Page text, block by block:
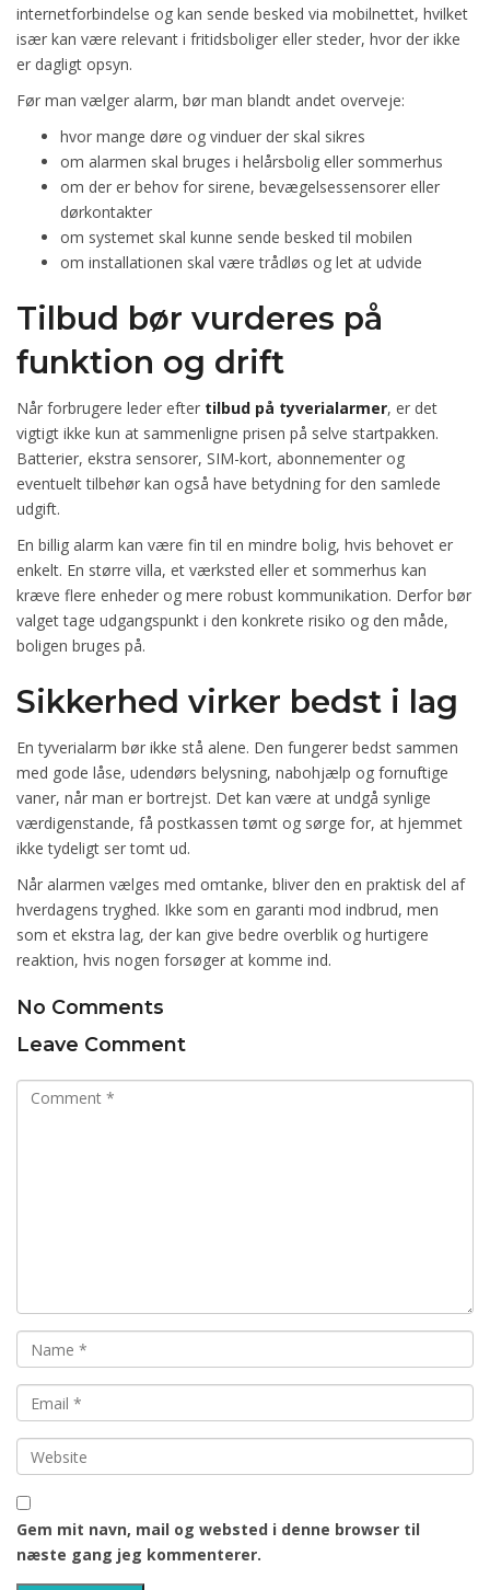
internetforbindelse og kan sende besked via mobilnettet, hvilket
især kan være relevant i fritidsboliger eller steder, hvor der ikke
er dagligt opsyn.
Før man vælger alarm, bør man blandt andet overveje:
hvor mange døre og vinduer der skal sikres
om alarmen skal bruges i helårsbolig eller sommerhus
om der er behov for sirene, bevægelsessensorer eller
dørkontakter
om systemet skal kunne sende besked til mobilen
om installationen skal være trådløs og let at udvide
Tilbud bør vurderes på
funktion og drift
Når forbrugere leder efter tilbud på tyverialarmer, er det
vigtigt ikke kun at sammenligne prisen på selve startpakken.
Batterier, ekstra sensorer, SIM-kort, abonnementer og
eventuelt tilbehør kan også have betydning for den samlede
udgift.
En billig alarm kan være fin til en mindre bolig, hvis behovet er
enkelt. En større villa, et værksted eller et sommerhus kan
kræve flere enheder og mere robust kommunikation. Derfor bør
valget tage udgangspunkt i den konkrete risiko og den måde,
boligen bruges på.
Sikkerhed virker bedst i lag
En tyverialarm bør ikke stå alene. Den fungerer bedst sammen
med gode låse, udendørs belysning, nabohjælp og fornuftige
vaner, når man er bortrejst. Det kan være at undgå synlige
værdigenstande, få postkassen tømt og sørge for, at hjemmet
ikke tydeligt ser tomt ud.
Når alarmen vælges med omtanke, bliver den en praktisk del af
hverdagens tryghed. Ikke som en garanti mod indbrud, men
som et ekstra lag, der kan give bedre overblik og hurtigere
reaktion, hvis nogen forsøger at komme ind.
No Comments
Leave Comment
Gem mit navn, mail og websted i denne browser til
næste gang jeg kommenterer.